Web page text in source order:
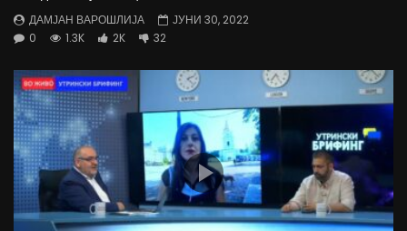
ДАМЈАН ВАРОШЛИЈА
ЈУНИ 30, 2022
0
1.3K 2K 32